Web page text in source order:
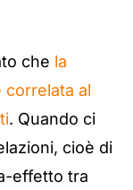
che la
al
. Quando ci
cioè di
effetto tra